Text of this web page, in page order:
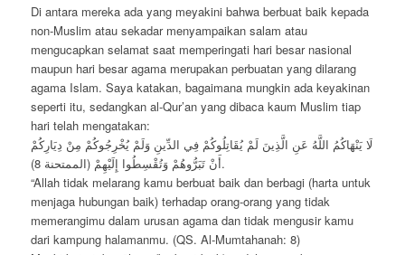
Di antara mereka ada yang meyakini bahwa berbuat baik kepada
non-Muslim atau sekadar menyampaikan salam atau
mengucapkan selamat saat memperingati hari besar nasional
maupun hari besar agama merupakan perbuatan yang dilarang
agama Islam. Saya katakan, bagaimana mungkin ada keyakinan
seperti itu, sedangkan al-Qur’an yang dibaca kaum Muslim tiap
hari telah mengatakan:
لَا يَنْهَاكُمُ اللَّهُ عَنِ الَّذِينَ لَمْ يُقَاتِلُوكُمْ فِي الدِّينِ وَلَمْ يُخْرِجُوكُمْ مِنْ دِيَارِكُمْ
أَنْ تَبَرُّوهُمْ وَتُقْسِطُوا إِلَيْهِمْ (الممتحنة 8).
“Allah tidak melarang kamu berbuat baik dan berbagi (harta untuk
menjaga hubungan baik) terhadap orang-orang yang tidak
memerangimu dalam urusan agama dan tidak mengusir kamu
dari kampung halamanmu. (QS. Al-Mumtahanah: 8)